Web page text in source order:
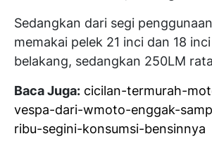
Sedangkan dari segi
memakai pelek 21 inci dan 18
belakang, sedangkan 250LM
Baca Juga: cicilan-termurah-
vespa-dari-wmoto-enggak-
ribu-segini-konsumsi-bensinnya